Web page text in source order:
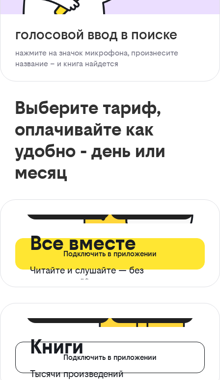
голосовой ввод в поиске
нажмите на значок микрофона, произнесите
название – и книга найдется
Выберите тариф,
оплачивайте как
удобно - день или
месяц
Все вместе
Читайте и слушайте — без
ограничений*
Подключить в приложении
Книги
Тысячи произведений
Подключить в приложении